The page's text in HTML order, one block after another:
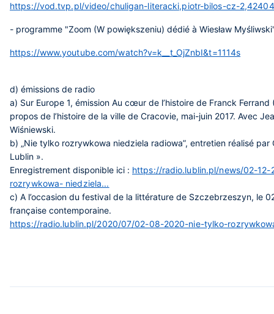
https://vod.tvp.pl/video/chuligan-literacki,piotr-bilos-cz-
- programme "Zoom (W powiększeniu) dédié à Wiesław
https://www.youtube.com/watch?v=k__t_OjZnbI&t=1114s
d) émissions de radio
a) Sur Europe 1, émission Au cœur de l’histoire de Franck
propos de l’histoire de la ville de Cracovie, mai-juin 2017. Avec
Wiśniewski.
b) „Nie tylko rozrywkowa niedziela radiowa”, entretien réalisé par
Lublin ».
Enregistrement disponible ici : https://radio.lublin.pl/news/02-
rozrywkowa- niedziela...
c) A l’occasion du festival de la littérature de Szczebrzeszyn, le
française contemporaine.
https://radio.lublin.pl/2020/07/02-08-2020-nie-tylko-